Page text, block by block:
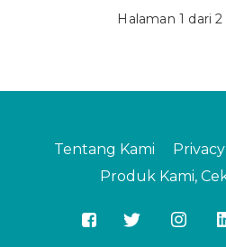
Halaman 1 dari 2
Tentang Kami
Produk Kami,